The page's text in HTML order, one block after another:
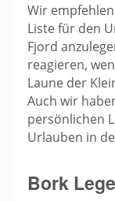
Wir
Liste für den
Fjord
reagieren,
Laune der
Auch wir
persönlichen
Urlauben in
Bork